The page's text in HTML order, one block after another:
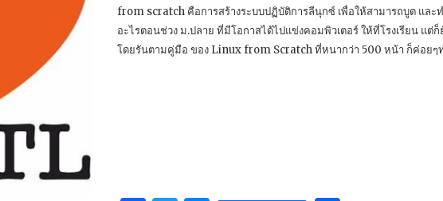
from scratch คือการสร้างระบบปฏิบัติการลีนุกซ์ เพื่อให้สามารถบูต แล
อะไรตอนช่วง ม.ปลาย ที่มีโอกาสได้ไปแข่งคอมพิวเตอร์ ให้ที่โรงเรียน แต่
โดยรันตามคู่มือ ของ Linux from Scratch ที่หนากว่า 500 หน้า ก็ค่อยๆ